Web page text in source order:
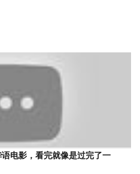
电影，看完就像是过完了一